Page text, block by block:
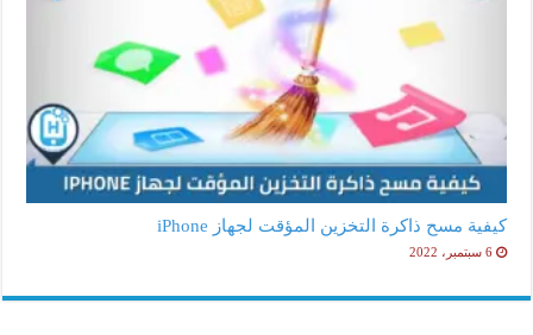
كيفية مسح ذاكرة التخزين المؤقت لجهاز iPhone
6 سبتمبر، 2022